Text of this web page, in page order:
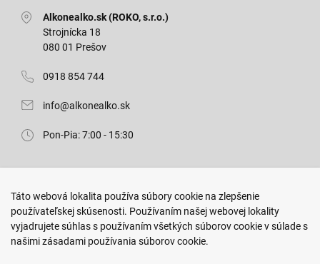
Alkonealko.sk (ROKO, s.r.o.)
Strojnícka 18
080 01 Prešov
0918 854 744
info@alkonealko.sk
Pon-Pia: 7:00 - 15:30
Arm. gen. Svobodu 23/A
080 01 Prešov
0917 466 578
Táto webová lokalita používa súbory cookie na zlepšenie
používateľskej skúsenosti. Používaním našej webovej lokality
vyjadrujete súhlas s používaním všetkých súborov cookie v súlade s
našimi zásadami používania súborov cookie.